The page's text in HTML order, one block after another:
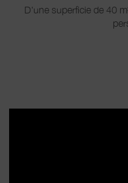
D'une superficie de 40